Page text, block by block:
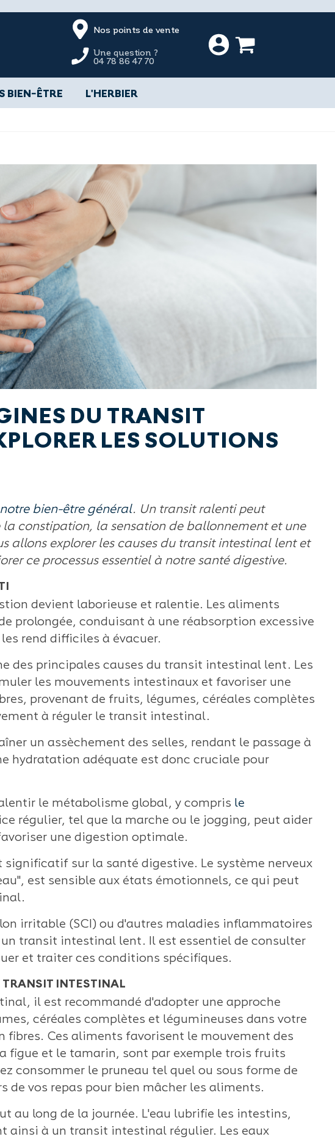
Une question ?
04 78 86 47 70
Nos points de vente
BIEN-ÊTRE L'HERBIER
est
notre
C ?
Indispensable à notre
vitalité et à nos défenses
naturelles, la vitamine C
est un nutriment essentiel
que l’organisme...
Lire la suite
Le stress,
dans nos vies
n'a pas
comme un
l'origine, il
Lire la suite
DU TRANSIT
LES SOLUTIONS
notre bien-être général. Un transit ralenti peut
constipation, la sensation de ballonnement et une
allons explorer les causes du transit intestinal lent et
ce processus essentiel à notre santé digestive.
devient laborieuse et ralentie. Les aliments
prolongée, conduisant à une réabsorption excessive
rend difficiles à évacuer.
des principales causes du transit intestinal lent. Les
les mouvements intestinaux et favoriser une
provenant de fruits, légumes, céréales complètes
à réguler le transit intestinal.
un assèchement des selles, rendant le passage à
hydratation adéquate est donc cruciale pour
le métabolisme global, y compris le
régulier, tel que la marche ou le jogging, peut aider
une digestion optimale.
sur la santé digestive. Le système nerveux
est sensible aux états émotionnels, ce qui peut
irritable (SCI) ou d'autres maladies inflammatoires
transit intestinal lent. Il est essentiel de consulter
et traiter ces conditions spécifiques.
TRANSIT INTESTINAL
il est recommandé d'adopter une approche
céréales complètes et légumineuses dans votre
Ces aliments favorisent le mouvement des
figue et le tamarin, sont par exemple trois fruits
consommer le pruneau tel quel ou sous forme de
de vos repas pour bien mâcher les aliments.
au long de la journée. L'eau lubrifie les intestins,
ainsi à un transit intestinal régulier. Les eaux